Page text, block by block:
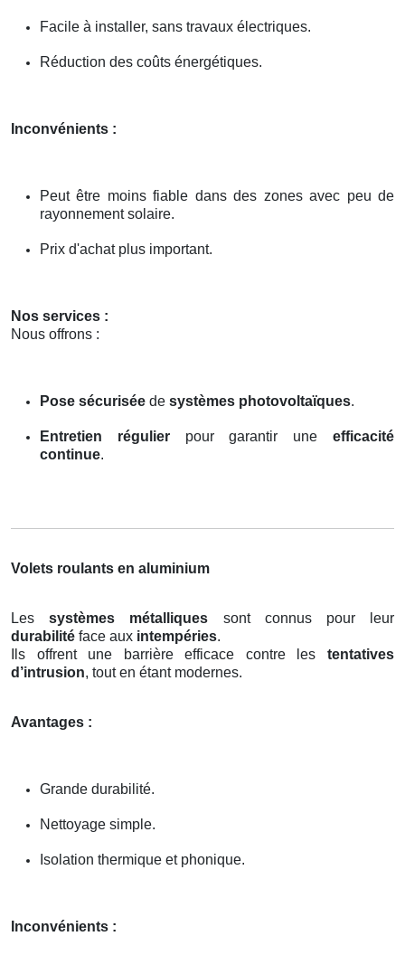
Facile à installer, sans travaux électriques.
Réduction des coûts énergétiques.
Inconvénients :
Peut être moins fiable dans des zones avec peu de
rayonnement solaire.
Prix d'achat plus important.
Nos services :
Nous offrons :
Pose sécurisée de systèmes photovoltaïques.
Entretien régulierpour garantir uneefficacité
continue.
Volets roulants en aluminium
Lessystèmes métalliques sont connus pour leur
durabilité face aux intempéries.
Ils offrent une barrière efficace contre les tentatives
d’intrusion, tout en étant modernes.
Avantages :
Grande durabilité.
Nettoyage simple.
Isolation thermique et phonique.
Inconvénients :